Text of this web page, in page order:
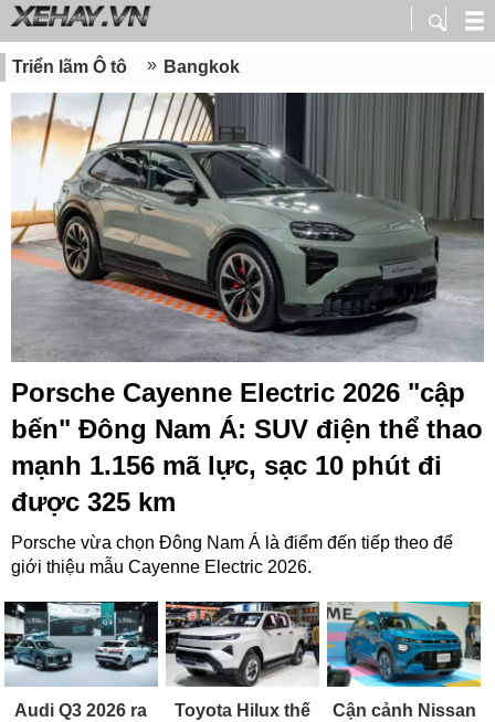
Triển lãm Ô tô Bangkok
Porsche Cayenne Electric 2026 "cập
bến" Đông Nam Á: SUV điện thể thao
mạnh 1.156 mã lực, sạc 10 phút đi
được 325 km
Porsche vừa chọn Đông Nam Á là điểm đến tiếp theo để
giới thiệu mẫu Cayenne Electric 2026.
Audi Q3 2026 ra
Toyota Hilux thế
Cận cảnh Nissan